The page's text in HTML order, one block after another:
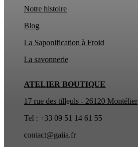
ATELIER BOUTIQUE
17 rue des tilleuls - 26120 Montélier
Tel : +33 09 51 14 61 55
contact@gaiia.fr
Notre histoire
Blog
La Saponification à Froid
La savonnerie